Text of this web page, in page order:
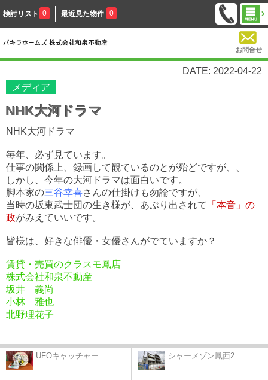
検討リスト 0 最近見た物件 0
お問合せ
DATE: 2022-04-22
メディア
NHK大河ドラマ
NHK大河ドラマ
毎年、必ず見ています。
仕事の関係上、録画して観ているのとが殆どですが、、
しかし、今年の大河ドラマは面白いです。
脚本家の三谷幸喜さんの仕掛けも勿論ですが、
当時の坂東武士団の生き様が、あぶり出されて
「本音」の
政がみえていいです。
皆様は、好きな俳優・女優さんがでていますか？
賃貸・売買のクラスモ鳳店
株式会社和泉不動産
坂井 義尚
小林 雅也
北野理花子
UFOキャッチャー シャーメゾン鳳西2...